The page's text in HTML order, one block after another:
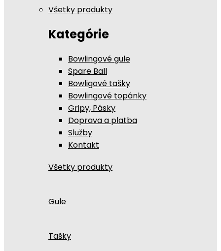
Všetky produkty
Kategórie
Bowlingové gule
Spare Ball
Bowligové tašky
Bowlingové topánky
Gripy, Pásky
Doprava a platba
Služby
Kontakt
Všetky produkty
Gule
Tašky